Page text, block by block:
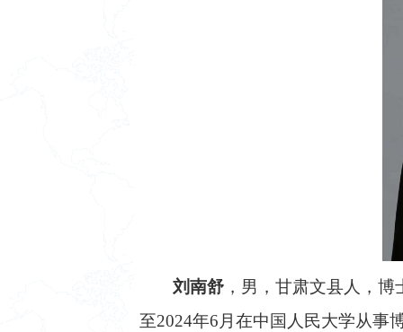
刘南舒 ，男，甘肃文县人，博
至2024年6 月在中国人民大学从事